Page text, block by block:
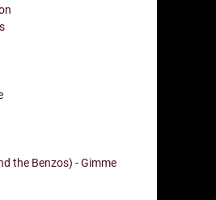
the Benzos) - Gimme